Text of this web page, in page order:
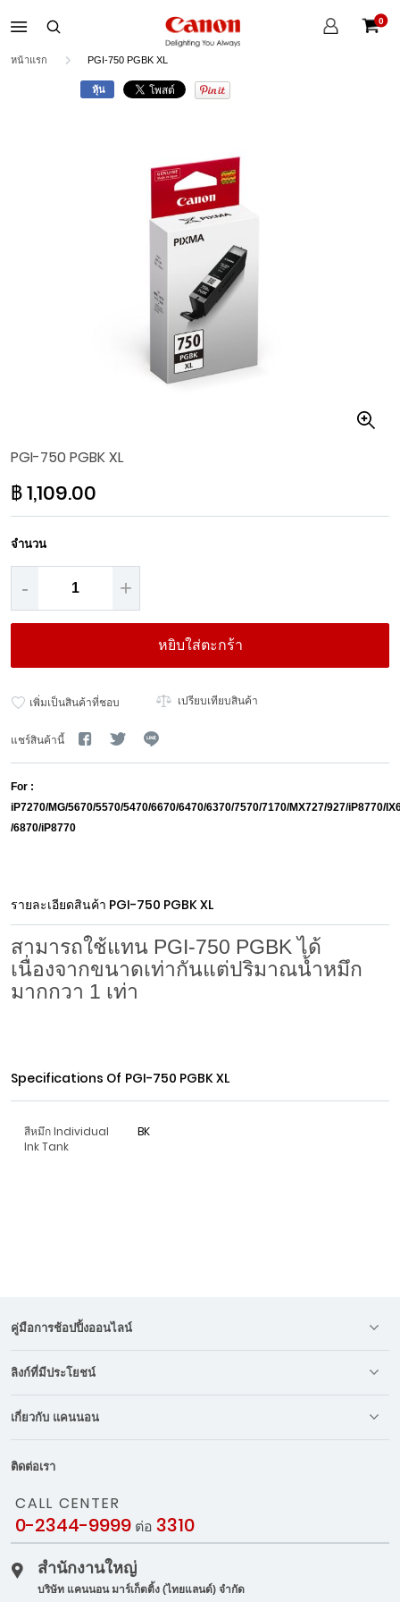
บัญชี
ของ
0
หน้าแรก PGI-750 PGBK XL
หุ้น
PGI-750 PGBK XL
฿ 1,109.00
จำนวน
- +
หยิบใส่ตะกร้า
เพิ่มเป็นสินค้าที่ชอบ เปรียบเทียบสินค้า
แชร์สินค้านี้
For :
iP7270/MG/5670/5570/5470/6670/6470/6370/7570/7170/MX727/927/iP8770/
/6870/iP8770
beginning
images
gallery
รายละเอียดสินค้า PGI-750 PGBK XL
สามารถใช้แทน PGI-750 PGBK ได้
เนื่องจากขนาดเท่ากันแต่ปริมาณน้ำหมึก
มากกวา 1 เท่า
Specifications Of PGI-750 PGBK XL
สีหมึก Individual
Ink Tank
BK
คู่มือการช้อปปิ้งออนไลน์
ลิงก์ที่มีประโยชน์
เกี่ยวกับ แคนนอน
ติดต่อเรา
CALL CENTER
0-2344-9999 ต่อ 3310
สำนักงานใหญ่
บริษัท แคนนอน มาร์เก็ตติ้ง (ไทยแลนด์) จำกัด